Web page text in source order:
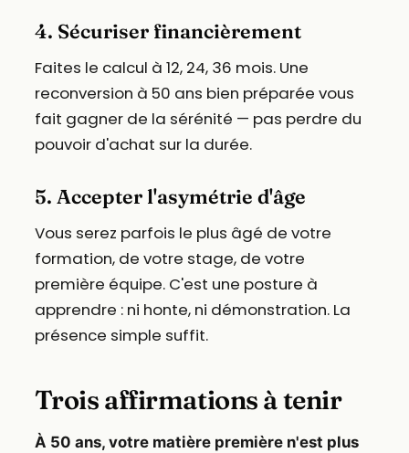
4. Sécuriser financièrement
Faites le calcul à 12, 24, 36 mois. Une
reconversion à 50 ans bien préparée vous
fait gagner de la sérénité — pas perdre du
pouvoir d'achat sur la durée.
5. Accepter l'asymétrie d'âge
Vous serez parfois le plus âgé de votre
formation, de votre stage, de votre
première équipe. C'est une posture à
apprendre : ni honte, ni démonstration. La
présence simple suffit.
Trois affirmations à tenir
À 50 ans, votre matière première n'est plus